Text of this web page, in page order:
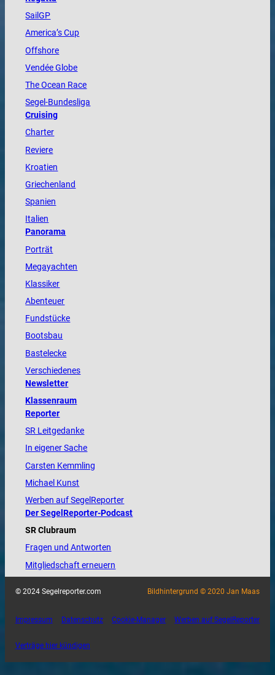
SailGP
America’s Cup
Offshore
VendéeGlobe
TheOcean Race
Segel-Bundesliga
Cruising
Charter
Reviere
Kroatien
Griechenland
Spanien
Italien
Panorama
Porträt
Megayachten
Klassiker
Abenteuer
Fundstücke
Bootsbau
Bastelecke
Verschiedenes
Newsletter
Klassenraum
Reporter
SR Leitgedanke
In eigener Sache
Carsten Kemmling
Michael Kunst
Werben auf SegelReporter
Der SegelReporter-Podcast
SR Clubraum
Fragen und Antworten
Mitgliedschaft erneuern
© 2024 Segelreporter.com Bildhintergrund © 2020 Jan Maas
Impressum Datenschutz Cookie-Manager Werben auf SegelReporter
Verträge hier kündigen